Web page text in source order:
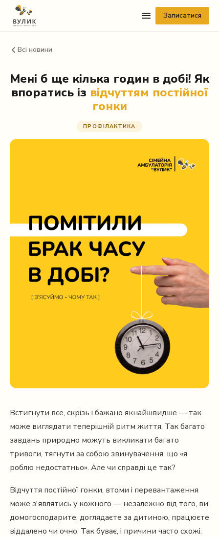
Записатися
Всі новини
Мені б ще кілька годин в добі! Як
впоратись із відчуттям постійної
гонки
ПРОФІЛАКТИКА
Встигнути все, скрізь і бажано якнайшвидше — так
може виглядати теперішній ритм життя. Так багато
завдань природно можуть викликати багато
тривоги, тягнути за собою звинувачення, що «я
роблю недостатньо». Але чи справді це так?
Відчуття постійної гонки, втоми і перевантаження
може з'являтись у кожного — незалежно від того, ви
домогосподарите, доглядаєте за дитиною, працюєте
віддалено чи очно. Так буває, і причини часто схожі.
Instagram